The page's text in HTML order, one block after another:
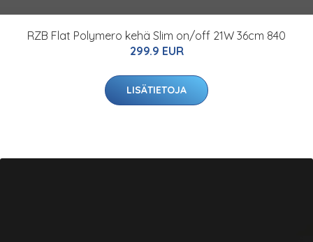
RZB Flat Polymero kehä Slim on/off 21W 36cm 840
299.9 EUR
LISÄTIETOJA